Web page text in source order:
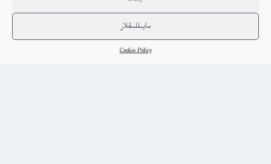
مايىللىقلار
Cookie Policy